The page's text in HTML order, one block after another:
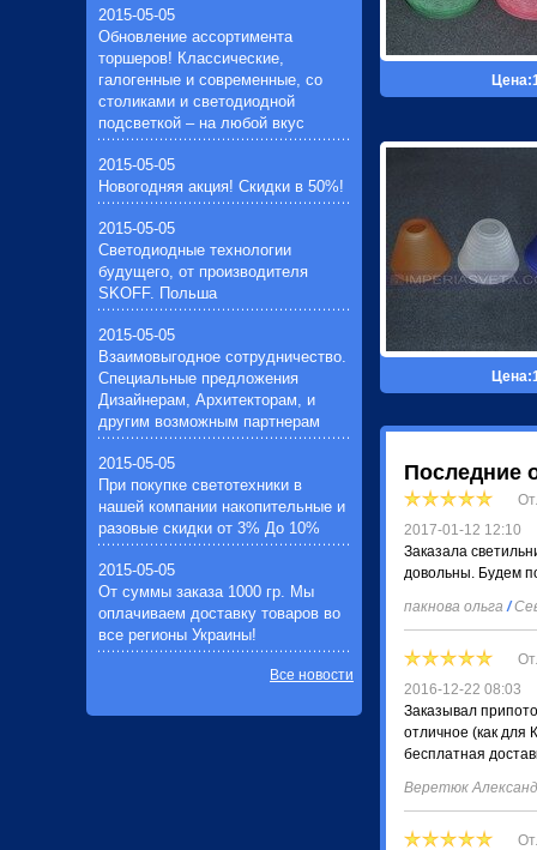
Последние
2017-01-12 12:10
Заказала
довольны. Будем
пакнова ольга/
2016-12-22 08:03
Заказывал
отличное (как для
бесплатная
Веретюк
ртутные лампочки(4)
натриевые лампочки(4)
лампочки общего назначения(11)
2015-05-05
Обновление ассортимента
торшеров! Классические,
галогенные и современные, со
столиками и светодиодной
подсветкой – на любой вкус
2015-05-05
Новогодняя акция! Скидки в 50%!
2015-05-05
Светодиодные технологии
будущего, от производителя
SKOFF. Польша
2015-05-05
Взаимовыгодное сотрудничество.
Специальные предложения
Дизайнерам, Архитекторам, и
другим возможным партнерам
2015-05-05
При покупке светотехники в
нашей компании накопительные и
разовые скидки от 3% До 10%
2015-05-05
От суммы заказа 1000 гр. Мы
оплачиваем доставку товаров во
все регионы Украины!
Все новости